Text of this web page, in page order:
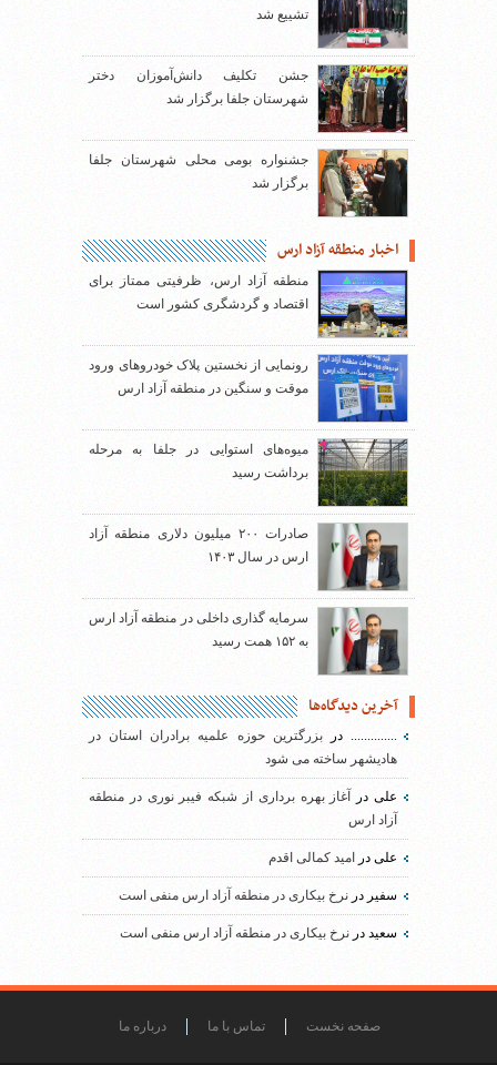
تشییع شد
جشن تکلیف دانش‌آموزان دختر
شهرستان جلفا برگزار شد
جشنواره بومی محلی شهرستان جلفا
برگزار شد
اخبار منطقه آزاد ارس
منطقه آزاد ارس، ظرفیتی ممتاز برای
اقتصاد و گردشگری کشور است
رونمایی از نخستین پلاک خودروهای ورود
موقت و سنگین در منطقه آزاد ارس
میوه‌های استوایی در جلفا به مرحله
برداشت رسید
صادرات ۲۰۰ میلیون دلاری منطقه آزاد
ارس در سال ۱۴۰۳
سرمایه گذاری داخلی در منطقه آزاد ارس
به ۱۵۲ همت رسید
آخرین دیدگاه‌ها
..............دربزرگترین حوزه علمیه برادران استان در
هادیشهر ساخته می شود
علیدر
آغاز بهره برداری از شبکه فیبر نوری در منطقه
آزاد ارس
علی در امید کمالی اقدم
سفیر در نرخ بیکاری در منطقه آزاد ارس منفی است
سعید در نرخ بیکاری در منطقه آزاد ارس منفی است
صفحه نخست تماس با ما درباره ما